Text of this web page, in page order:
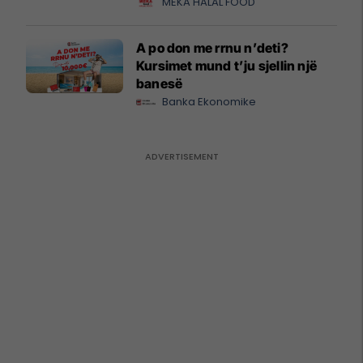
A po don me rrnu n’deti?
Kursimet mund t’ju sjellin një
banesë
Banka Ekonomike